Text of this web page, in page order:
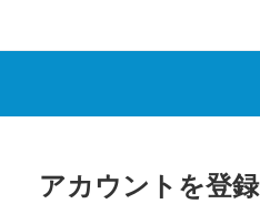
アカウントを登録